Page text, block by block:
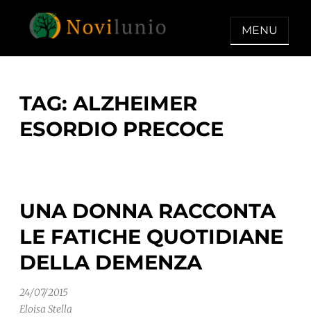
NOVILUNIO
Un aiuto con concreto dopo la
MENU
TAG: ALZHEIMER
ESORDIO PRECOCE
UNA DONNA RACCONTA
LE FATICHE QUOTIDIANE
DELLA DEMENZA
24/07/2015
Eloisa Stella